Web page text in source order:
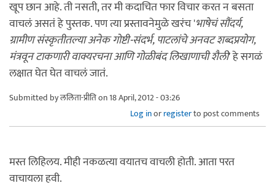
खूप छान आहे. ती नसती, तर मी कदाचित फार विचार करत न बसता
वाचलं असतं हे पुस्तक. पण त्या प्रस्तावनेमुळे खरंच 'भाषेचं सौंदर्य,
ग्रामीण संस्कृतीतल्या अनेक गोष्टी-संदर्भ, पाटलांचे अनवट शब्दप्रयोग,
मंत्रवून टाकणारी वाक्यरचना आणि गोळीबंद लिखाणाची शैली' हे सगळं
लक्षात घेत घेत वाचलं जातं.
Submitted byललिता-प्रीतिon 18 April, 2012 - 03:26
Log inorregisterto post comments
मस्त लिहिलय. मीही नकळत्या वयातच वाचली होती. आता परत
वाचायला हवी.